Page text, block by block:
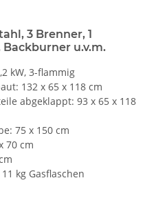
3 Brenner, 1
u.v.m.
kW, 3-flammig
132 x 65 x 118 cm
abgeklappt: 93 x 65 x 118
75 x 150 cm
70 cm
kg Gasflaschen